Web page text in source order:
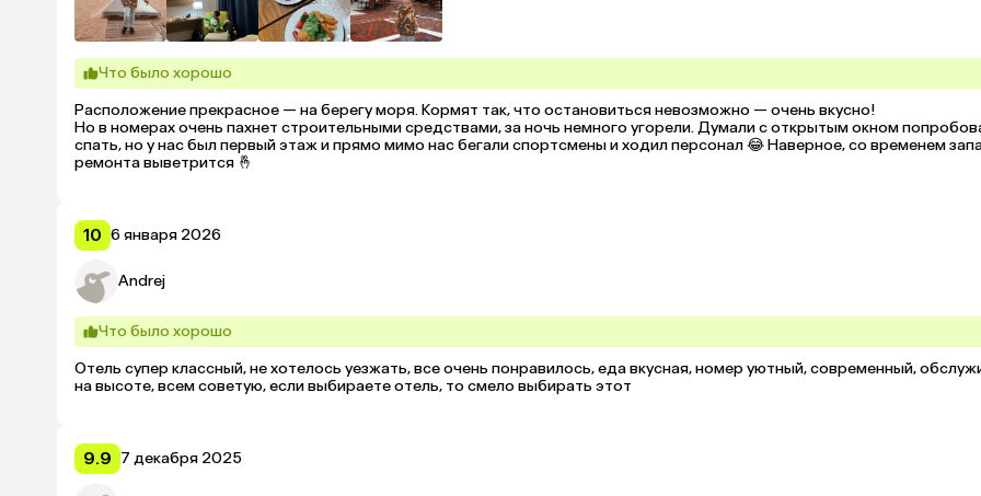
Что было хорошо
Расположение прекрасное — на берегу моря. Кормят так, что остановиться невозможно — очень вкусно!
Но в номерах очень пахнет строительными средствами, за ночь немного угорели. Думали с открытым окном
спать, но у нас был первый этаж и прямо мимо нас бегали спортсмены и ходил персонал 😂 Наверное, со временем
ремонта выветрится 🤞
10 6 января 2026
Andrej
Что было хорошо
Отель супер классный, не хотелось уезжать, все очень понравилось, еда вкусная, номер уютный, современный,
на высоте, всем советую, если выбираете отель, то смело выбирать этот
9.9 7 декабря 2025